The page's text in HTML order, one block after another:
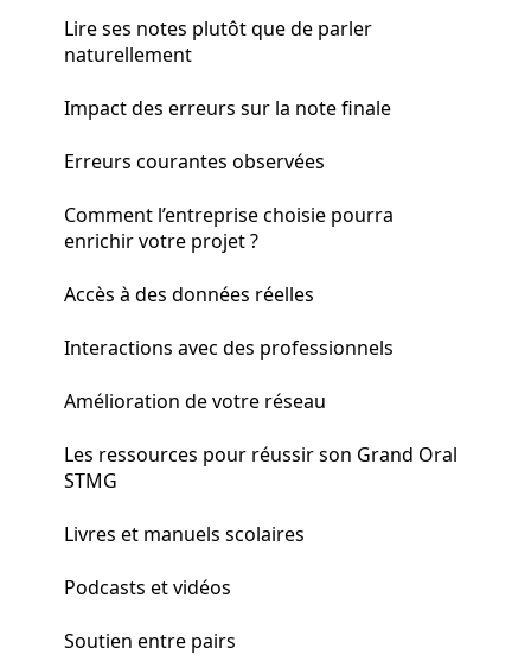
Lire ses notes plutôt que de parler
naturellement
Impact des erreurs sur la note finale
Erreurs courantes observées
Comment l’entreprise choisie pourra
enrichir votre projet ?
Accès à des données réelles
Interactions avec des professionnels
Amélioration de votre réseau
Les ressources pour réussir son Grand Oral
STMG
Livres et manuels scolaires
Podcasts et vidéos
Soutien entre pairs